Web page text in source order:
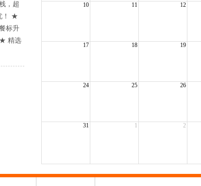
，超
！ ★
标升
★ 精选
10 11 12
17 18 19
24 25 26
31 1 2